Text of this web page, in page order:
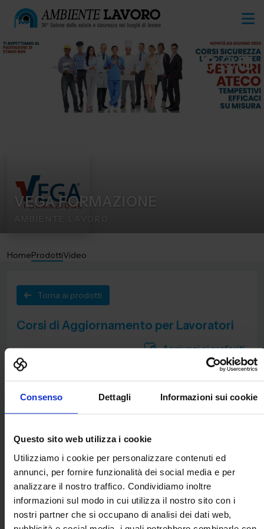
Consenso Dettagli Informazioni sui cookie
Questo sito web utilizza i cookie
Utilizziamo i cookie per personalizzare contenuti ed
annunci, per fornire funzionalità dei social media e per
analizzare il nostro traffico. Condividiamo inoltre
informazioni sul modo in cui utilizza il nostro sito con i
nostri partner che si occupano di analisi dei dati web,
VEGA FORMAZIONE
AMBIENTE LAVORO
HomeProdottiVideo
Torna ai prodotti
Corsi di Aggiornamento per Lavoratori
Aggiungi ai preferiti
Livello di innovazione: